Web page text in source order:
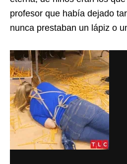
profesor que había dejado
nunca prestaban un lápiz o